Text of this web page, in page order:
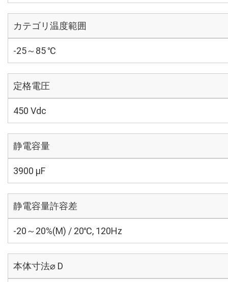
カテゴリ温度範囲
-25～85 ℃
定格電圧
450 Vdc
静電容量
3900 µF
静電容量許容差
-20～20%(M) / 20℃, 120Hz
本体寸法⌀ D